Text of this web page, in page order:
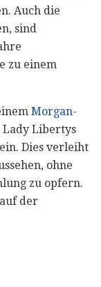
Auch die
sind
zu einem
Morgan-
Lady Libertys
Dies verleiht
ohne
zu opfern.
der